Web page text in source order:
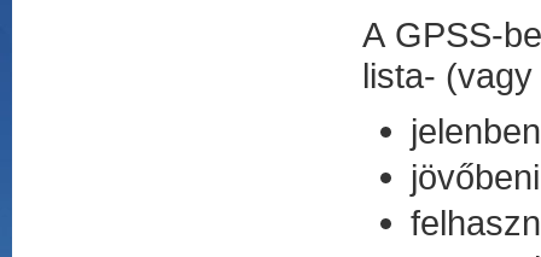
A GPSS-
lista-